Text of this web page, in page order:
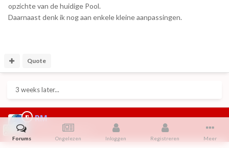
opzichte van de huidige Pool.
Daarnaast denk ik nog aan enkele kleine aanpassingen.
Quote
3 weeks later...
RM
28 juli 2020gepost
Forums Ongelezen Inloggen Registreren Meer